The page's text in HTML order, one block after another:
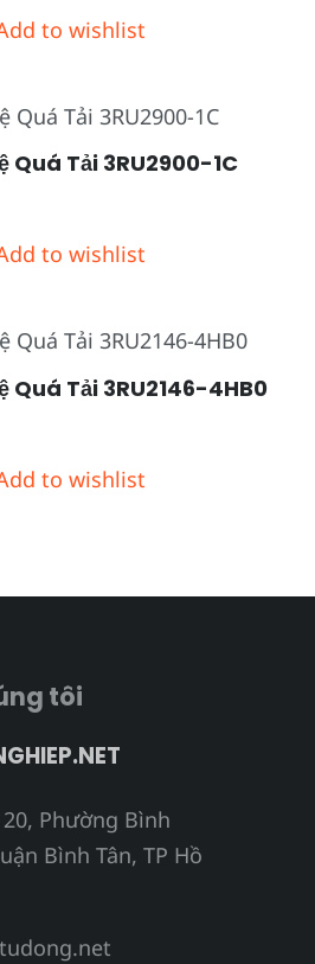
to wishlist
Quá Tải 3RU2900-1C
to wishlist
Quá Tải 3RU2146-4HB0
to wishlist
tôi
Phường Bình
Bình Tân, TP Hồ